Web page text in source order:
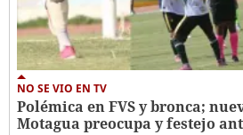
NO SE VIO EN TV
Polémica en FVS y bronca;
Motagua preocupa y festejo